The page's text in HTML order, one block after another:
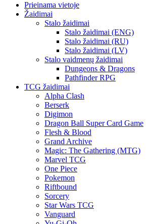
Prieinama vietoje
Žaidimai
Stalo žaidimai
Stalo žaidimai (ENG)
Stalo žaidimai (RU)
Stalo žaidimai (LV)
Stalo vaidmenų žaidimai
Dungeons & Dragons
Pathfinder RPG
TCG žaidimai
Alpha Clash
Berserk
Digimon
Dragon Ball Super Card Game
Flesh & Blood
Grand Archive
Magic: The Gathering (MTG)
Marvel TCG
One Piece
Pokemon
Riftbound
Sorcery
Star Wars TCG
Vanguard